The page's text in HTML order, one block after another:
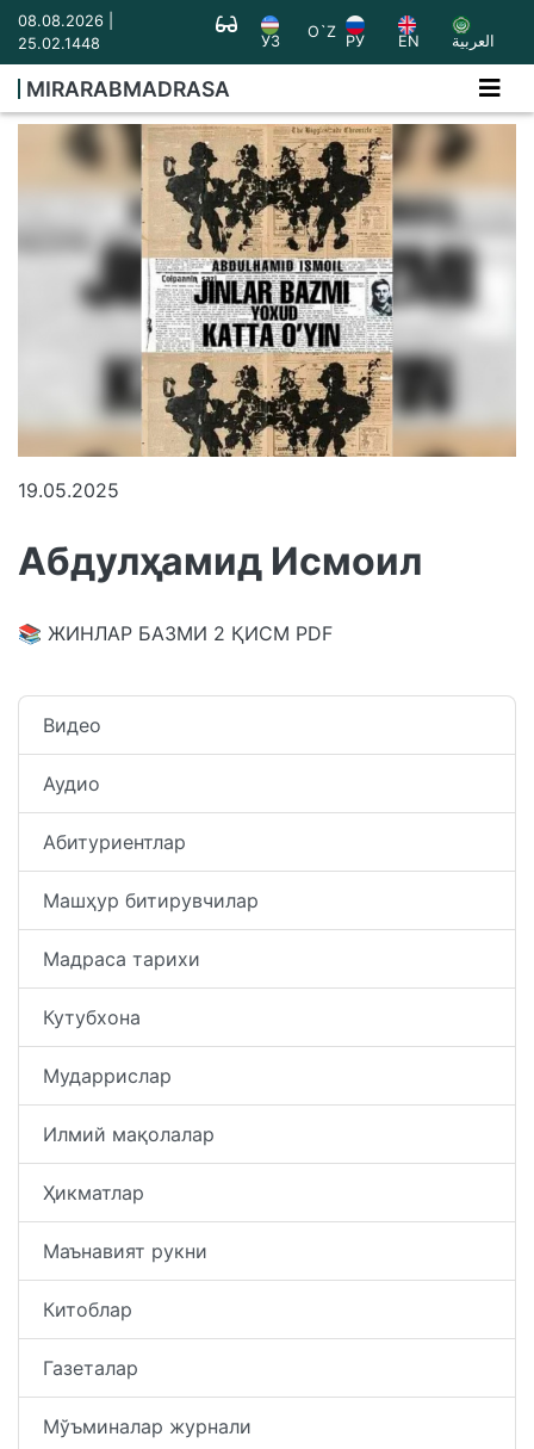
08.08.2026 |
25.02.1448
УЗ
O`Z
РУ EN العربية
MIRARABMADRASA
19.05.2025
Абдулҳамид Исмоил
📚 ЖИНЛАР БАЗМИ 2 ҚИСМ PDF
Видео
Аудио
Абитуриентлар
Машҳур битирувчилар
Мадраса тарихи
Кутубхона
Мударрислар
Илмий мақолалар
Ҳикматлар
Маънавият рукни
Китоблар
Газеталар
Мўъминалар журнали